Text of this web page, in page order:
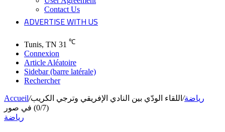
Contact Us
ADVERTISE WITH US
Tunis, TN 31 ℃
Connexion
Article Aléatoire
Sidebar (barre latérale)
Rechercher
Accueil/ رياضة/ اللقاء الودّي بين النادي الإفريقي وترجي الكريب
(0/7) في صور
رياضة